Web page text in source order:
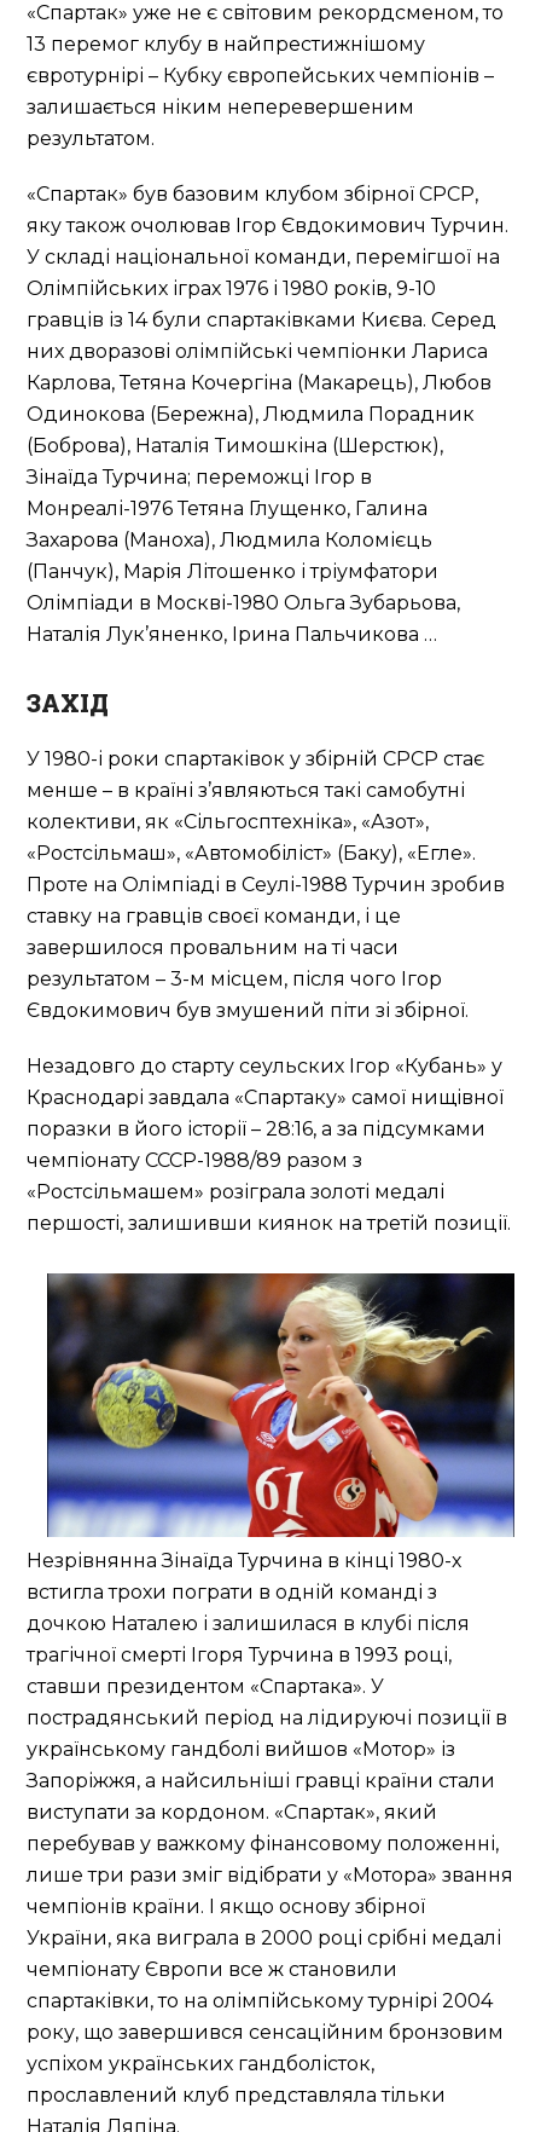
«Спартак» уже не є світовим рекордсменом, то
13 перемог клубу в найпрестижнішому
євротурнірі – Кубку європейських чемпіонів –
залишається ніким неперевершеним
результатом.
«Спартак» був базовим клубом збірної СРСР,
яку також очолював Ігор Євдокимович Турчин.
У складі національної команди, перемігшої на
Олімпійських іграх 1976 і 1980 років, 9-10
гравців із 14 були спартаківками Києва. Серед
них дворазові олімпійські чемпіонки Лариса
Карлова, Тетяна Кочергіна (Макарець), Любов
Одинокова (Бережна), Людмила Порадник
(Боброва), Наталія Тимошкіна (Шерстюк),
Зінаїда Турчина; переможці Ігор в
Монреалі-1976 Тетяна Глущенко, Галина
Захарова (Маноха), Людмила Коломієць
(Панчук), Марія Літошенко і тріумфатори
Олімпіади в Москві-1980 Ольга Зубарьова,
Наталія Лук’яненко, Ірина Пальчикова …
ЗАХІД
У 1980-і роки спартаківок у збірній СРСР стає
менше – в країні з’являються такі самобутні
колективи, як «Сільгосптехніка», «Азот»,
«Ростсільмаш», «Автомобіліст» (Баку), «Егле».
Проте на Олімпіаді в Сеулі-1988 Турчин зробив
ставку на гравців своєї команди, і це
завершилося провальним на ті часи
результатом – 3-м місцем, після чого Ігор
Євдокимович був змушений піти зі збірної.
Незадовго до старту сеульских Ігор «Кубань» у
Краснодарі завдала «Спартаку» самої нищівної
поразки в його історії – 28:16, а за підсумками
чемпіонату СССР-1988/89 разом з
«Ростсільмашем» розіграла золоті медалі
першості, залишивши киянок на третій позиції.
Незрівнянна Зінаїда Турчина в кінці 1980-х
встигла трохи пограти в одній команді з
дочкою Наталею і залишилася в клубі після
трагічної смерті Ігоря Турчина в 1993 році,
ставши президентом «Спартака». У
пострадянський період на лідируючі позиції в
українському гандболі вийшов «Мотор» із
Запоріжжя, а найсильніші гравці країни стали
виступати за кордоном. «Спартак», який
перебував у важкому фінансовому положенні,
лише три рази зміг відібрати у «Мотора» звання
чемпіонів країни. І якщо основу збірної
України, яка виграла в 2000 році срібні медалі
чемпіонату Європи все ж становили
спартаківки, то на олімпійському турнірі 2004
року, що завершився сенсаційним бронзовим
успіхом українських гандболісток,
прославлений клуб представляла тільки
Наталія Ляпіна.